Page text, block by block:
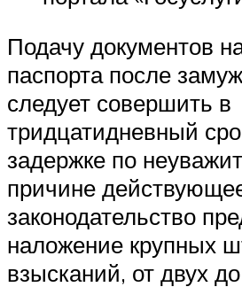
Подачу документов
паспорта после
следует совершить в
тридцатидневный
задержке по
причине
законодательство
наложение крупных
взысканий, от двух